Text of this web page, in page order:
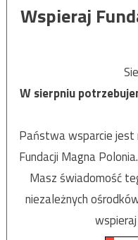
Wspieraj
W sierpniu
Państwa wsparcie jest
Fundacji Magna Polonia.
Masz świadomość
niezależnych